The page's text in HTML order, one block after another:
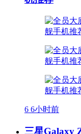
6 6小时前
三星Galaxy